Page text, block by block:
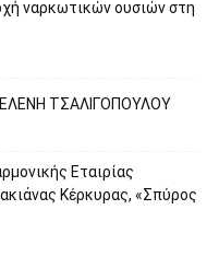
ναρκωτικών ουσιών στη
ΤΣΑΛΙΓΟΠΟΥΛΟΥ
Εταιρίας
Κέρκυρας, «Σπύρος